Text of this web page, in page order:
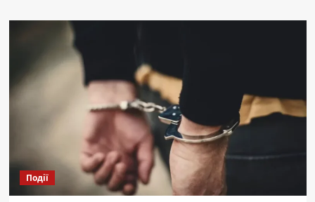
інтелект
влаштував
колапс:
рейси
викликавши
пасажирів
Події